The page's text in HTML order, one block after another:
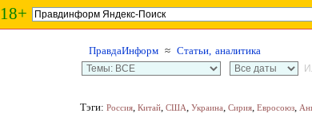
18+
ПравдаИнформ ≈ Статьи, аналитика
Тэги: Россия, Китай, США, Украина, Сирия, Евросоюз,